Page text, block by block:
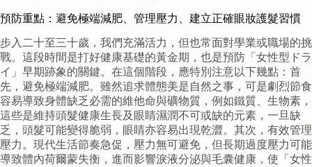
預防重點：避免極端減肥、管理壓力、建立正確眼妝護髮習慣
步入二十至三十歲，我們充滿活力，但也常面對學業或職場的挑
戰。這段時間是打好健康基礎的黃金期，也是預防「女性型ドラ
イ」早期跡象的關鍵。在這個階段，應特別注意以下幾點：首
先，避免極端減肥。雖然追求體態美是自然之事，可是劇烈節食
容易導致身體缺乏必需的維他命與礦物質，例如鐵質、生物素，
這些是維持頭髮健康生長及眼睛濕潤不可或缺的元素，一旦缺
乏，頭髮可能變得脆弱，眼睛亦容易出現乾澀。其次，有效管理
壓力。現代生活節奏急促，壓力無可避免，但長期過度壓力可能
導致體內荷爾蒙失衡，進而影響淚液分泌與毛囊健康，使「女性